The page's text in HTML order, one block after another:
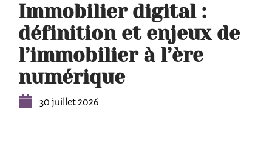
Immobilier digital :
définition et enjeux de
l’immobilier à l’ère
numérique
30 juillet 2026